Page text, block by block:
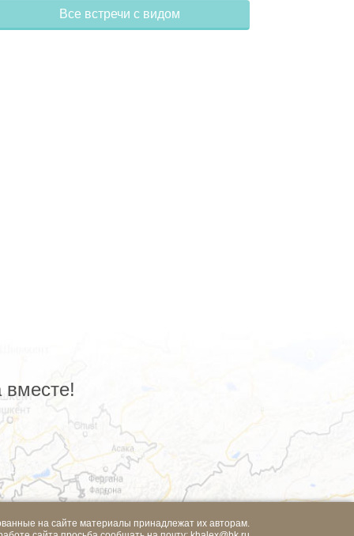
Все встречи с видом
вместе!
на сайте материалы принадлежат их авторам.